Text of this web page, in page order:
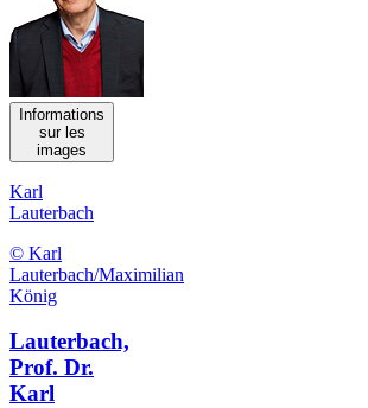
Informations
sur les
images
Karl
Lauterbach
© Karl
Lauterbach/Maximilian
König
Lauterbach,
Prof. Dr.
Karl